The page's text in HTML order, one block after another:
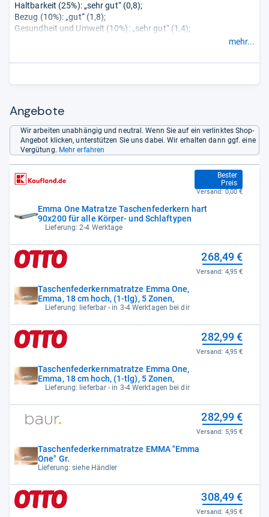
Haltbarkeit (25%): „sehr gut“ (0,8);
Bezug (10%): „gut“ (1,8);
Gesundheit und Umwelt (10%): „sehr gut“ (1,4);
mehr...
Angebote
Wir arbeiten unabhängig und neutral. Wenn Sie auf ein verlinktes Shop-
Angebot klicken, unterstützen Sie uns dabei. Wir erhalten dann ggf. eine
Vergütung. Mehr erfahren
Emma One Matratze Taschenfederkern hart
90x200 für alle Körper- und Schlaftypen
Lieferung: 2-4 Werktage
Bester
Preis
266,99 €
Versand: 0,00 €
Taschenfederkernmatratze Emma One,
Emma, 18 cm hoch, (1-tlg), 5 Zonen,
Lieferung: lieferbar - in 3-4 Werktagen bei dir
268,49 €
Versand: 4,95 €
Taschenfederkernmatratze Emma One,
Emma, 18 cm hoch, (1-tlg), 5 Zonen,
Lieferung: lieferbar - in 3-4 Werktagen bei dir
282,99 €
Versand: 4,95 €
Taschenfederkernmatratze EMMA "Emma
One" Gr.
Lieferung: siehe Händler
282,99 €
Versand: 5,95 €
308,49 €
Versand: 4,95 €